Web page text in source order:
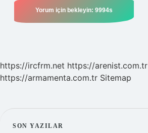
https://ircfrm.net https://arenist.com.tr
https://armamenta.com.tr Sitemap
SON YAZILAR